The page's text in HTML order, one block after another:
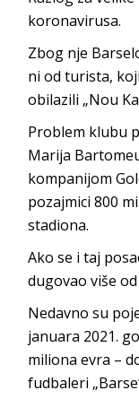
koronavirusa.
Zbog nje
ni od turista,
obilazili „Nou
Problem klubu
Marija
kompanijom
pozajmici 800
stadiona.
Ako se i taj
dugovao više
Nedavno su
januara 2021.
miliona evra –
fudbaleri